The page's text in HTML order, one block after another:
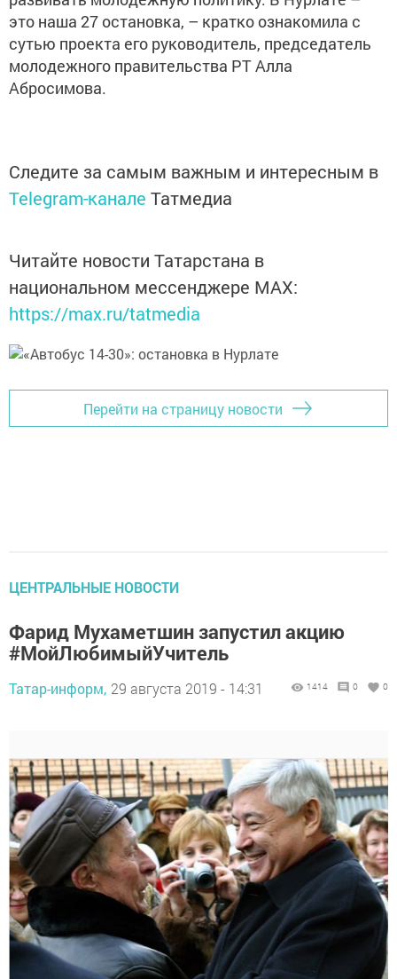
это наша 27 остановка, – кратко ознакомила с
сутью проекта его руководитель, председатель
молодежного правительства РТ Алла
Абросимова.
Следите за самым важным и интересным в
Telegram-канале Татмедиа
Читайте новости Татарстана в
национальном мессенджере MАХ:
https://max.ru/tatmedia
Перейти на страницу новости
ЦЕНТРАЛЬНЫЕ НОВОСТИ
Фарид Мухаметшин запустил акцию
#МойЛюбимыйУчитель
Татар-информ, 29 августа 2019 - 14:31 1414 0 0